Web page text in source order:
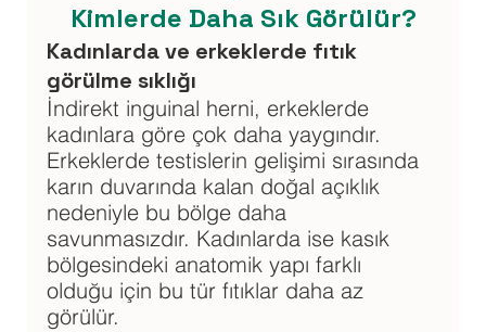
Kimlerde Daha Sık Görülür?
Kadınlarda ve erkeklerde fıtık
görülme sıklığı
İndirekt inguinal herni, erkeklerde
kadınlara göre çok daha yaygındır.
Erkeklerde testislerin gelişimi sırasında
karın duvarında kalan doğal açıklık
nedeniyle bu bölge daha
savunmasızdır. Kadınlarda ise kasık
bölgesindeki anatomik yapı farklı
olduğu için bu tür fıtıklar daha az
görülür.